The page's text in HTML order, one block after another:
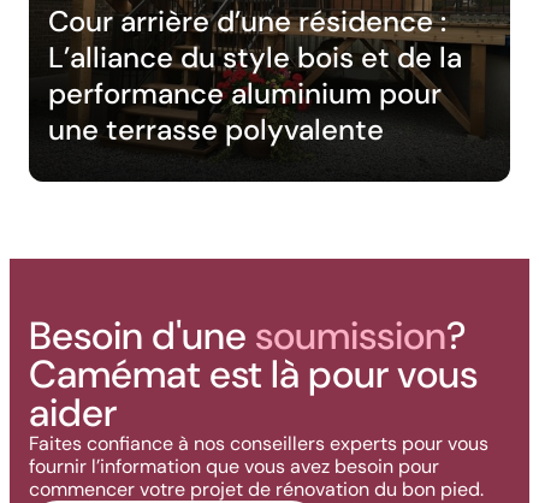
Cour arrière d’une résidence :
L’alliance du style bois et de la
performance aluminium pour
une terrasse polyvalente
Besoin d'une soumission?
Camémat est là pour vous
aider
Faites confiance à nos conseillers experts pour vous
fournir l’information que vous avez besoin pour
commencer votre projet de rénovation du bon pied.